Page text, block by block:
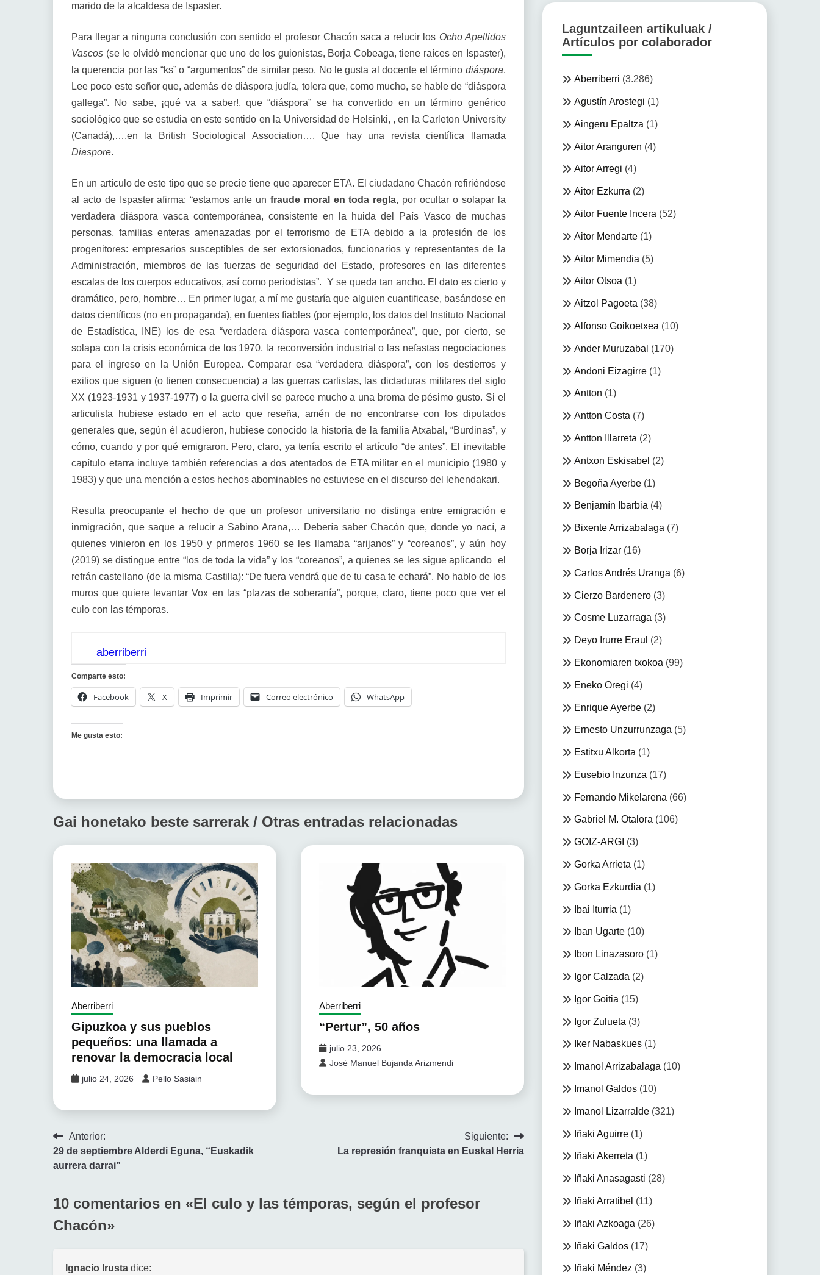
marido de la alcaldesa de Ispaster.
Para llegar a ninguna conclusión con sentido el profesor Chacón saca a relucir los Ocho Apellidos
Vascos (se le olvidó mencionar que uno de los guionistas, Borja Cobeaga, tiene raíces en Ispaster),
la querencia por las “ks” o “argumentos” de similar peso. No le gusta al docente el término diáspora.
Lee poco este señor que, además de diáspora judía, tolera que, como mucho, se hable de “diáspora
gallega”. No sabe, ¡qué va a saber!, que “diáspora” se ha convertido en un término genérico
sociológico que se estudia en este sentido en la Universidad de Helsinki, , en la Carleton University
(Canadá),….en la British Sociological Association…. Que hay una revista científica llamada
Diaspore.
En un artículo de este tipo que se precie tiene que aparecer ETA. El ciudadano Chacón refiriéndose
al acto de Ispaster afirma: “estamos ante un fraude moral en toda regla, por ocultar o solapar la
verdadera diáspora vasca contemporánea, consistente en la huida del País Vasco de muchas
personas, familias enteras amenazadas por el terrorismo de ETA debido a la profesión de los
progenitores: empresarios susceptibles de ser extorsionados, funcionarios y representantes de la
Administración, miembros de las fuerzas de seguridad del Estado, profesores en las diferentes
escalas de los cuerpos educativos, así como periodistas”. Y se queda tan ancho. El dato es cierto y
dramático, pero, hombre… En primer lugar, a mí me gustaría que alguien cuantificase, basándose en
datos científicos (no en propaganda), en fuentes fiables (por ejemplo, los datos del Instituto Nacional
de Estadística, INE) los de esa “verdadera diáspora vasca contemporánea”, que, por cierto, se
solapa con la crisis económica de los 1970, la reconversión industrial o las nefastas negociaciones
para el ingreso en la Unión Europea. Comparar esa “verdadera diáspora”, con los destierros y
exilios que siguen (o tienen consecuencia) a las guerras carlistas, las dictaduras militares del siglo
XX (1923-1931 y 1937-1977) o la guerra civil se parece mucho a una broma de pésimo gusto. Si el
articulista hubiese estado en el acto que reseña, amén de no encontrarse con los diputados
generales que, según él acudieron, hubiese conocido la historia de la familia Atxabal, “Burdinas”, y
cómo, cuando y por qué emigraron. Pero, claro, ya tenía escrito el artículo “de antes”. El inevitable
capítulo etarra incluye también referencias a dos atentados de ETA militar en el municipio (1980 y
1983) y que una mención a estos hechos abominables no estuviese en el discurso del lehendakari.
Resulta preocupante el hecho de que un profesor universitario no distinga entre emigración e
inmigración, que saque a relucir a Sabino Arana,… Debería saber Chacón que, donde yo nací, a
quienes vinieron en los 1950 y primeros 1960 se les llamaba “arijanos” y “coreanos”, y aún hoy
(2019) se distingue entre “los de toda la vida” y los “coreanos”, a quienes se les sigue aplicando el
refrán castellano (de la misma Castilla): “De fuera vendrá que de tu casa te echará”. No hablo de los
muros que quiere levantar Vox en las “plazas de soberanía”, porque, claro, tiene poco que ver el
culo con las témporas.
aberriberri
Comparte esto:
Facebook X Imprimir Correo electrónico WhatsApp
Me gusta esto:
Gai honetako beste sarrerak / Otras entradas relacionadas
Aberriberri
Gipuzkoa y sus pueblos
pequeños: una llamada a
renovar la democracia local
julio 24, 2026 Pello Sasiain
Aberriberri
“Pertur”, 50 años
julio 23, 2026
José Manuel Bujanda Arizmendi
Navegación
de
Anterior:
29 de septiembre Alderdi Eguna, “Euskadik
aurrera darrai”
Siguiente:
La represión franquista en Euskal Herria
10 comentarios en «El culo y las témporas, según el profesor
Chacón»
Ignacio Irusta dice:
Laguntzaileen artikuluak /
Artículos por colaborador
Aberriberri (3.286)
Agustín Arostegi (1)
Aingeru Epaltza (1)
Aitor Aranguren (4)
Aitor Arregi (4)
Aitor Ezkurra (2)
Aitor Fuente Incera (52)
Aitor Mendarte(1)
Aitor Mimendia (5)
Aitor Otsoa (1)
Aitzol Pagoeta (38)
Alfonso Goikoetxea (10)
Ander Muruzabal (170)
Andoni Eizagirre(1)
Antton (1)
Antton Costa (7)
Antton Illarreta (2)
Antxon Eskisabel (2)
Begoña Ayerbe(1)
Benjamín Ibarbia (4)
Bixente Arrizabalaga (7)
Borja Irizar(16)
Carlos Andrés Uranga (6)
Cierzo Bardenero(3)
Cosme Luzarraga (3)
Deyo Irurre Eraul (2)
Ekonomiaren txokoa (99)
Eneko Oregi (4)
Enrique Ayerbe(2)
Ernesto Unzurrunzaga (5)
Estitxu Alkorta (1)
Eusebio Inzunza (17)
Fernando Mikelarena (66)
Gabriel M. Otalora(106)
GOIZ-ARGI (3)
Gorka Arrieta (1)
Gorka Ezkurdia (1)
Ibai Iturria (1)
Iban Ugarte(10)
Ibon Linazasoro(1)
Igor Calzada (2)
Igor Goitia (15)
Igor Zulueta (3)
Iker Nabaskues(1)
Imanol Arrizabalaga (10)
Imanol Galdos(10)
Imanol Lizarralde(321)
Iñaki Aguirre(1)
Iñaki Akerreta(1)
Iñaki Anasagasti (28)
Iñaki Arratibel (11)
Iñaki Azkoaga (26)
Iñaki Galdos(17)
Iñaki Méndez(3)